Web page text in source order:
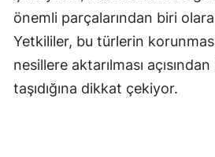
Uşak
Van
önemli parçalarından biri
Yetkililer, bu türlerin
nesillere aktarılması
taşıdığına dikkat çekiyor.